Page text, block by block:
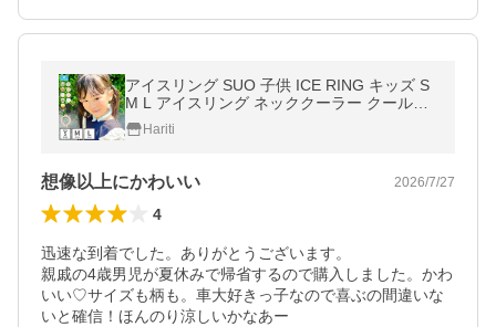
アイスリング SUO 子供 ICE RING キッズ S
M L アイスリング ネッククーラー クールリ
ング 首 熱中症対策グッズ breeze 暑さ対策
Hariti
想像以上にかわいい 2026/7/27
4
迅速な到着でした。ありがとうございます。
親戚の4歳男児が夏休みで帰省するので購入しました。かわ
いい♡サイズも柄も。車大好きっ子なので喜ぶの間違いな
いと確信！ほんのり涼しいかなあー